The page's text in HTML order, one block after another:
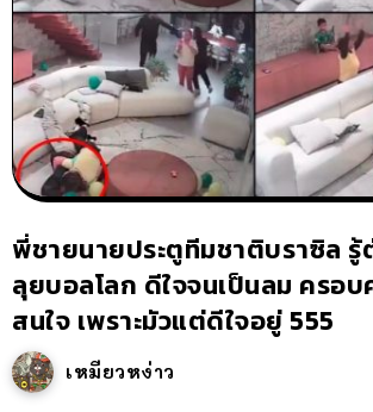
พี่ชายนายประตูทีมชาติบราซิล รู้
ลุยบอลโลก ดีใจจนเป็นลม ครอบ
สนใจ เพราะมัวแต่ดีใจอยู่ 555
เหมียวหง่าว